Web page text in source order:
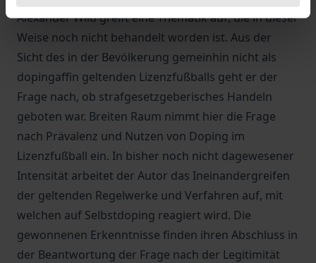
Alexander Wild greift eine Thematik auf, die in dieser
Weise noch nicht behandelt worden ist. Aus der
Sicht des in der Bevölkerung gemeinhin nicht als
dopingaffin geltenden Lizenzfußballs geht er der
Frage nach, ob strafgesetzgeberisches Handeln
geboten war. Breiten Raum nimmt hier die Frage
nach Prävalenz und Nutzen von Doping im
Lizenzfußball ein. In bisher noch nicht dagewesener
Intensität arbeitet der Autor das Ineinandergreifen
der geltenden Regelwerke und Verfahren auf, mit
welchen auf Selbstdoping reagiert wird. Die
gewonnenen Erkenntnisse finden ihren Abschluss in
der Beantwortung der Frage nach der Legitimität